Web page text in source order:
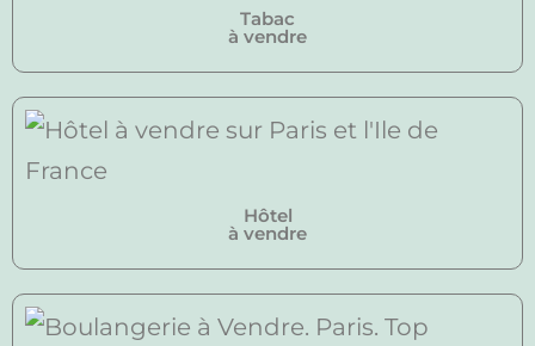
Tabac
à vendre
Hôtel
à vendre